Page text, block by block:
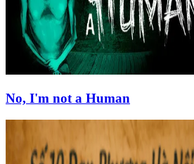
No, I'm not a Human